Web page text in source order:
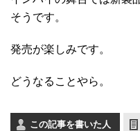
そうです。
発売が楽しみです。
どうなることやら。
この記事を書いた人